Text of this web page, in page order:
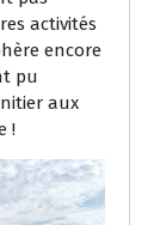
activités
encore
pu
aux
!